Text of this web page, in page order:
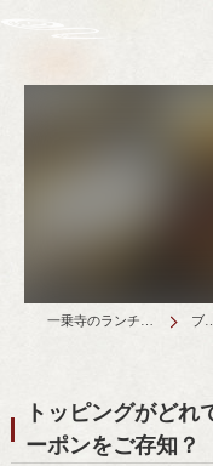
ブログ
トッピングがど
ーポンをご存知？